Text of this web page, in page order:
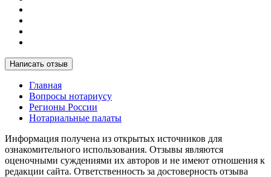
Написать отзыв
Главная
Вопросы нотариусу
Регионы России
Нотариальные палаты
Информация получена из открытых источников для
ознакомительного использования. Отзывы являются
оценочными суждениями их авторов и не имеют отношения к
редакции сайта. Ответственность за достоверность отзыва